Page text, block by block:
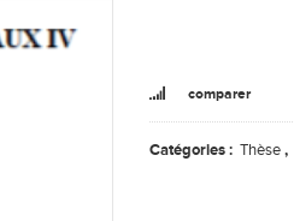
comparer
Catégories : Thèse ,